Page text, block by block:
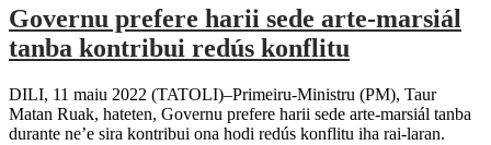
Governu prefere harii sede arte-marsiál
tanba kontribui redús konflitu
DILI, 11 maiu 2022 (TATOLI)–Primeiru-Ministru (PM), Taur
Matan Ruak, hateten, Governu prefere harii sede arte-marsiál tanba
durante ne’e sira kontribui ona hodi redús konflitu iha rai-laran.